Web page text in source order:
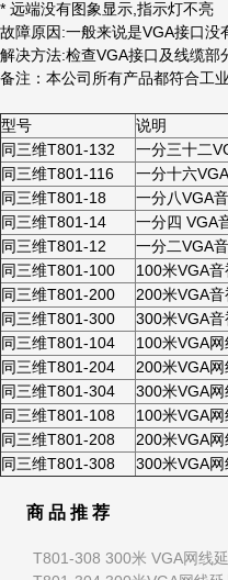
* 远端没有图象显示,指示灯不
故障原因:一般来说是VGA接口
解决方法:检查VGA接口及线缆
备注：本公司所有产品都符合工
型号
说明
同三维T801-132
一分三十二
同三维T801-116
一分十六
同三维T801-18
一分八VGA
同三维T801-14
一分四 VGA
同三维T801-12
一分二VGA
同三维T801-100
100米VGA
同三维T801-200
200米VGA
同三维T801-300
300米VGA
同三维T801-104
100米VGA
同三维T801-204
200米VGA
同三维T801-304
300米VGA
同三维T801-108
100米VGA
同三维T801-208
200米VGA
同三维T801-308
300米VGA
商 品 推 荐
T801-308 300米 VGA网线